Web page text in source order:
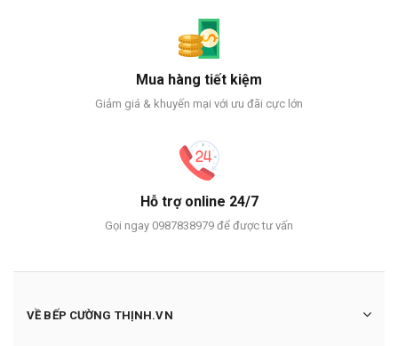
Mua hàng tiết kiệm
Giảm giá & khuyến mại với ưu đãi cực lớn
Hỗ trợ online 24/7
Gọi ngay 0987838979 để được tư vấn
VỀ BẾP CƯỜNG THỊNH.VN